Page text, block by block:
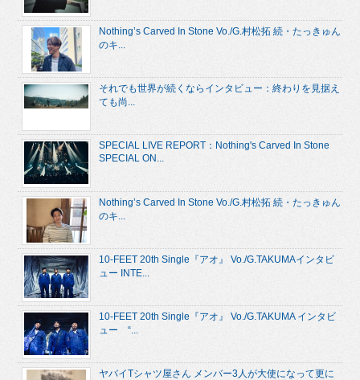
Nothing’s Carved In Stone Vo./G.村松拓 続・たっきゅん
のキ...
それでも世界が続くならインタビュー：終わりを見据え
ても尚...
SPECIAL LIVE REPORT：Nothing's Carved In Stone
SPECIAL ON...
Nothing’s Carved In Stone Vo./G.村松拓 続・たっきゅん
のキ...
10-FEET 20th Single『アオ』 Vo./G.TAKUMAインタビ
ュー INTE...
10-FEET 20th Single『アオ』 Vo./G.TAKUMA インタビ
ュー “...
ヤバイTシャツ屋さん メンバー3人が大使になって更に